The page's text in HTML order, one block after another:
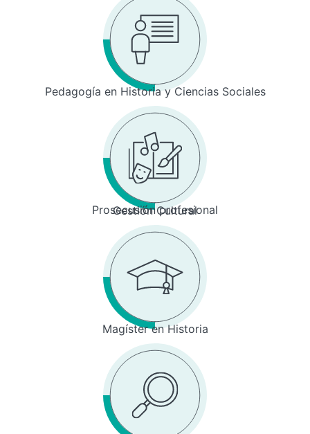
Pedagogía en Historia y Ciencias Sociales
Prosecusión profesional
Gestión Cultural
Magíster en Historia